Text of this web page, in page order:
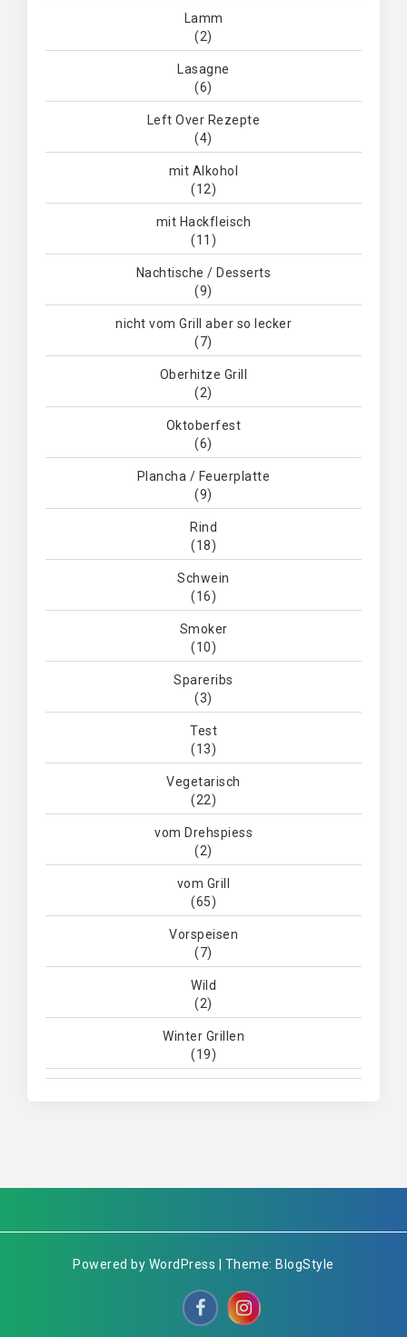
Lamm
(2)
Lasagne
(6)
Left Over Rezepte
(4)
mit Alkohol
(12)
mit Hackfleisch
(11)
Nachtische / Desserts
(9)
nicht vom Grill aber so lecker
(7)
Oberhitze Grill
(2)
Oktoberfest
(6)
Plancha / Feuerplatte
(9)
Rind
(18)
Schwein
(16)
Smoker
(10)
Spareribs
(3)
Test
(13)
Vegetarisch
(22)
vom Drehspiess
(2)
vom Grill
(65)
Vorspeisen
(7)
Wild
(2)
Winter Grillen
(19)
Powered by WordPress | Theme: BlogStyle